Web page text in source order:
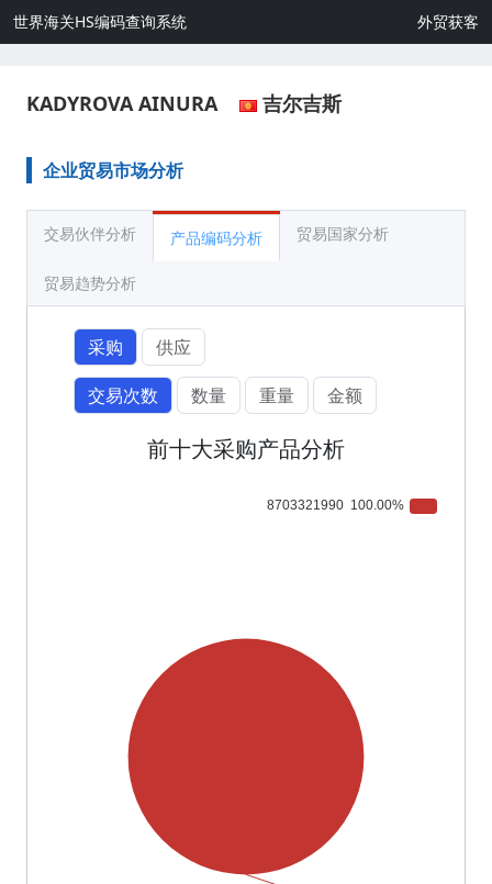
世界海关HS编码查询系统 外贸获客
KADYROVA AINURA 吉尔吉斯
企业贸易市场分析
交易伙伴分析 产品编码分析 贸易国家分析
贸易趋势分析
采购
供应
交易次数
数量 重量 金额
前十大采购产品分析